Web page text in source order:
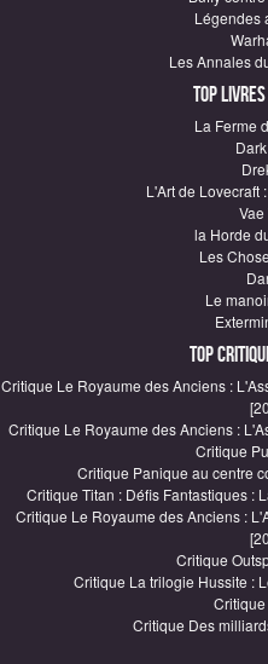
Légendes
Les Annales
Top
La Ferme
L'Art de Lovecraft
Vae
la Horde
Les
Le
Top
Critique Le Royaume des Anciens :
Critique Le Royaume des Anciens :
Critique
Critique Panique au centre
Critique Titan : Défis Fantastiques :
Critique Le Royaume des Anciens :
Critique
Critique La trilogie Hussite :
Critique Des